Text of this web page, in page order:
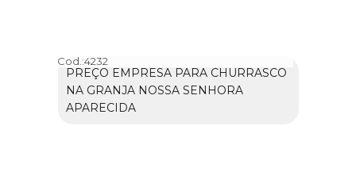
Cod.:4232
PREÇO EMPRESA PARA CHURRASCO
NA GRANJA NOSSA SENHORA
APARECIDA